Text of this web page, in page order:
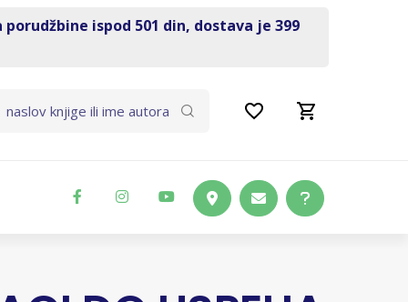
ispod 501 din, dostava je 399